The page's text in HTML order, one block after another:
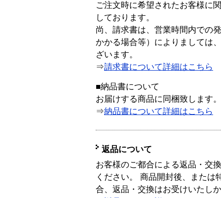
ご注文時に希望されたお客様に
しております。
尚、請求書は、営業時間内での
かかる場合等）によりましては
ざいます。
⇒請求書について詳細はこちら
■納品書について
お届けする商品に同梱致します。
⇒納品書について詳細はこちら
返品について
お客様のご都合による返品・交
ください。 商品開封後、または
合、返品・交換はお受けいたし